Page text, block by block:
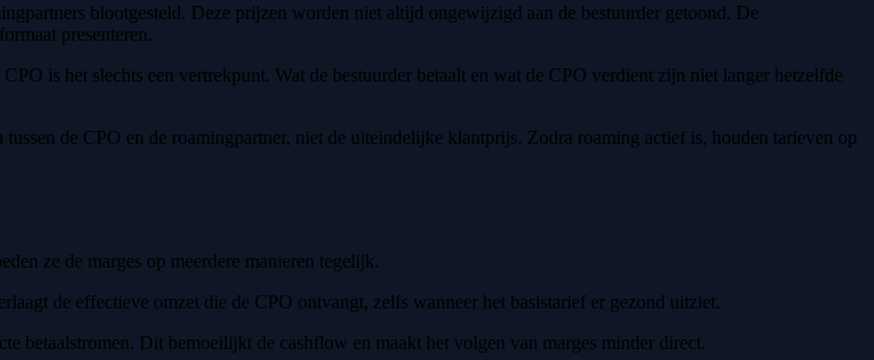
blootgesteld. Deze prijzen worden niet altijd ongewijzigd aan de bestuurder getoond. De
presenteren.
is het slechts een vertrekpunt. Wat de bestuurder betaalt en wat de CPO verdient zijn niet langer hetzelfde
de CPO en de roamingpartner, niet de uiteindelijke klantprijs. Zodra roaming actief is, houden tarieven op
ze de marges op meerdere manieren tegelijk.
de effectieve omzet die de CPO ontvangt, zelfs wanneer het basistarief er gezond uitziet.
betaalstromen. Dit bemoeilijkt de cashflow en maakt het volgen van marges minder direct.